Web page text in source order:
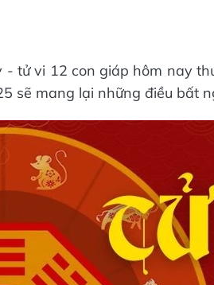
tử vi 12 con giáp hôm nay
sẽ mang lại những điều bất